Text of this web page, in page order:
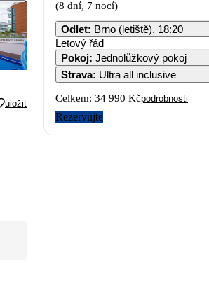
uložit
(8 dní, 7 nocí)
Odlet: Brno (letiště), 18:20
Letový řád
Pokoj: Jednolůžkový pokoj
Strava: Ultra all inclusive
Celkem: 34 990 Kčpodrobnosti
Rezervujte